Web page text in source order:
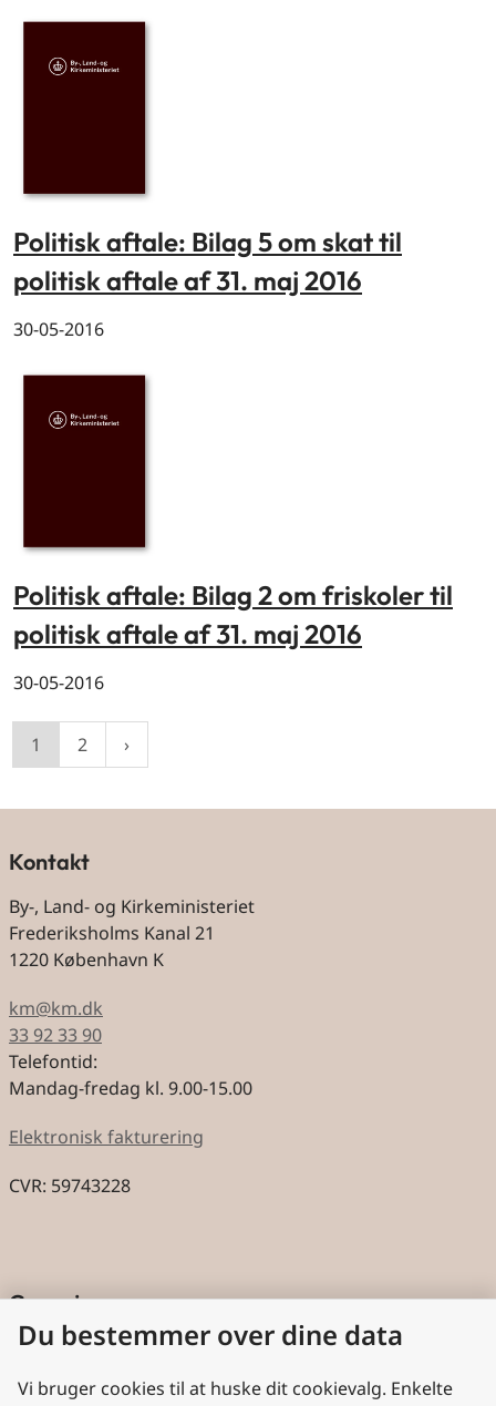
Politisk aftale: Bilag 5 om skat til
politisk aftale af 31. maj 2016
30-05-2016
Politisk aftale: Bilag 2 om friskoler til
politisk aftale af 31. maj 2016
30-05-2016
1 2
Kontakt
By-, Land- og Kirkeministeriet
Frederiksholms Kanal 21
1220 København K
km@km.dk
33 92 33 90
Telefontid:
Mandag-fredag kl. 9.00-15.00
Elektronisk fakturering
CVR: 59743228
Genveje
Cookies
Aktindsigt
Du bestemmer over dine data
Vi bruger cookies til at huske dit cookievalg. Enkelte